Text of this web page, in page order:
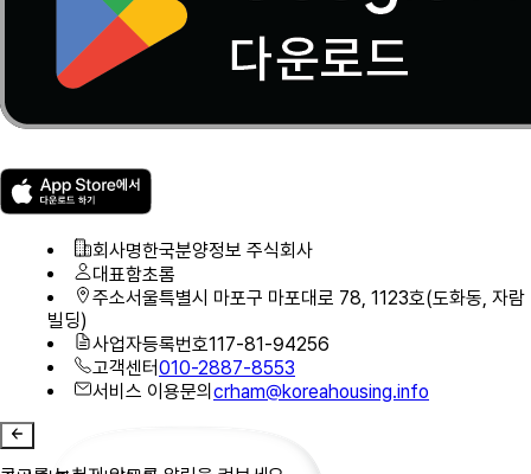
회사명한국분양정보 주식회사
대표함초롬
주소서울특별시 마포구 마포대로 78, 1123호(도화동, 자람
빌딩)
사업자등록번호117-81-94256
고객센터010-2887-8553
서비스 이용문의 crham@koreahousing.info